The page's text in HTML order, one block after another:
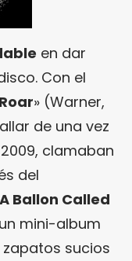
en dar
Con el
» (Warner,
de una vez
clamaban
del
A Ballon Called
mini-album
sucios